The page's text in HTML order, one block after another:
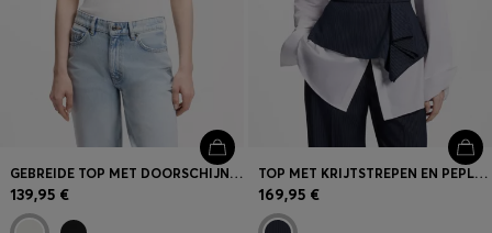
GEBREIDE TOP MET DOORSCHIJNEND GEDEELTE
139,95 €
TOP MET KRIJTSTREPEN EN PEPLUMZOOM
169,95 €